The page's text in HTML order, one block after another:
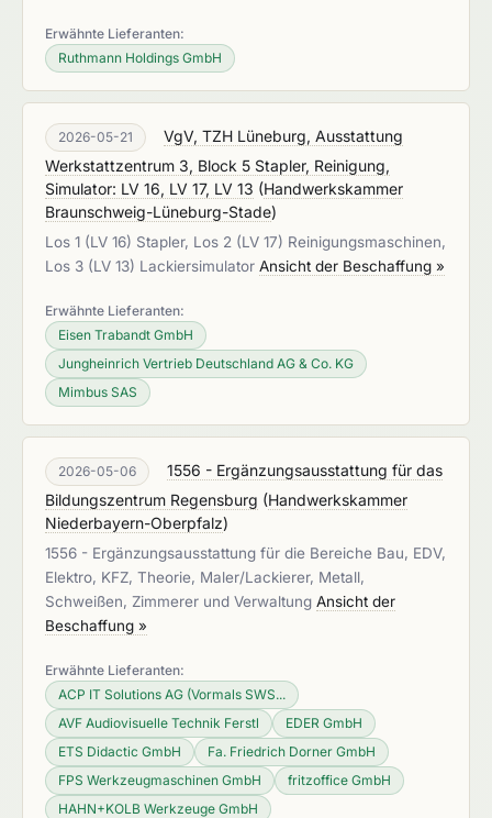
Erwähnte Lieferanten:
Ruthmann Holdings GmbH
2026-05-21
VgV, TZH Lüneburg, Ausstattung
Werkstattzentrum 3, Block 5 Stapler, Reinigung,
Simulator: LV 16, LV 17, LV 13 (Handwerkskammer
Braunschweig-Lüneburg-Stade)
Los 1 (LV 16) Stapler, Los 2 (LV 17) Reinigungsmaschinen,
Los 3 (LV 13) Lackiersimulator Ansicht der Beschaffung »
Erwähnte Lieferanten:
Eisen Trabandt GmbH
Jungheinrich Vertrieb Deutschland AG & Co. KG
Mimbus SAS
2026-05-06
1556 - Ergänzungsausstattung für das
Bildungszentrum Regensburg (Handwerkskammer
Niederbayern-Oberpfalz)
1556 - Ergänzungsausstattung für die Bereiche Bau, EDV,
Elektro, KFZ, Theorie, Maler/Lackierer, Metall,
Schweißen, Zimmerer und Verwaltung Ansicht der
Beschaffung »
Erwähnte Lieferanten:
ACP IT Solutions AG (Vormals SWS...
AVF Audiovisuelle Technik Ferstl
EDER GmbH
ETS Didactic GmbH
Fa. Friedrich Dorner GmbH
FPS Werkzeugmaschinen GmbH
fritzoffice GmbH
HAHN+KOLB Werkzeuge GmbH